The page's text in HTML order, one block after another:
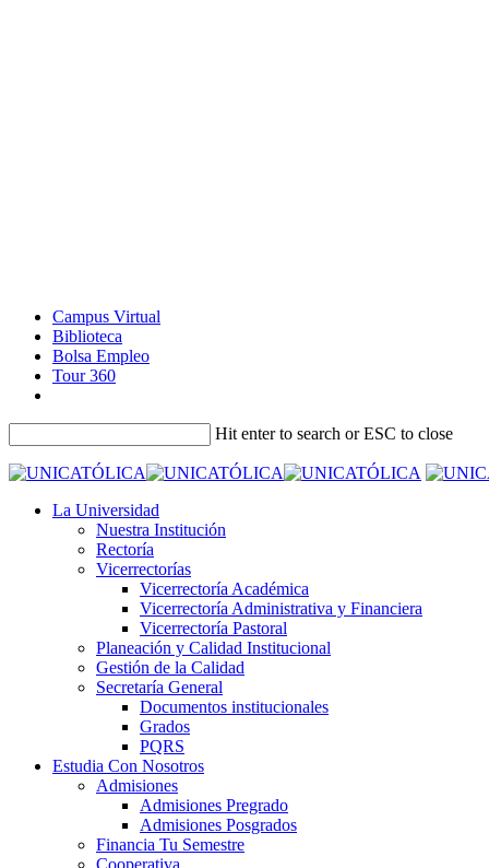
Campus Virtual
Biblioteca
Bolsa Empleo
Tour 360
Hit enter to search or ESC to close
La Universidad
Nuestra Institución
Rectoría
Vicerrectorías
Vicerrectoría Académica
Vicerrectoría Administrativa y Financiera
Vicerrectoría Pastoral
Planeación y Calidad Institucional
Gestión de la Calidad
Secretaría General
Documentos institucionales
Grados
PQRS
Estudia Con Nosotros
Admisiones
Admisiones Pregrado
Admisiones Posgrados
Financia Tu Semestre
Cooperativa